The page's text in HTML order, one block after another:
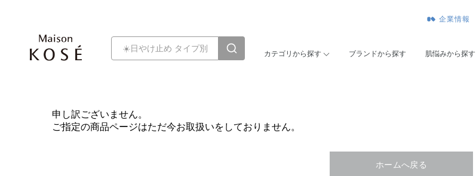
企業情報
カテゴリから探す ブランドから探す 肌悩みから探す
申し訳ございません。
ご指定の商品ページはただ今お取扱いをしておりません。
ホームへ戻る